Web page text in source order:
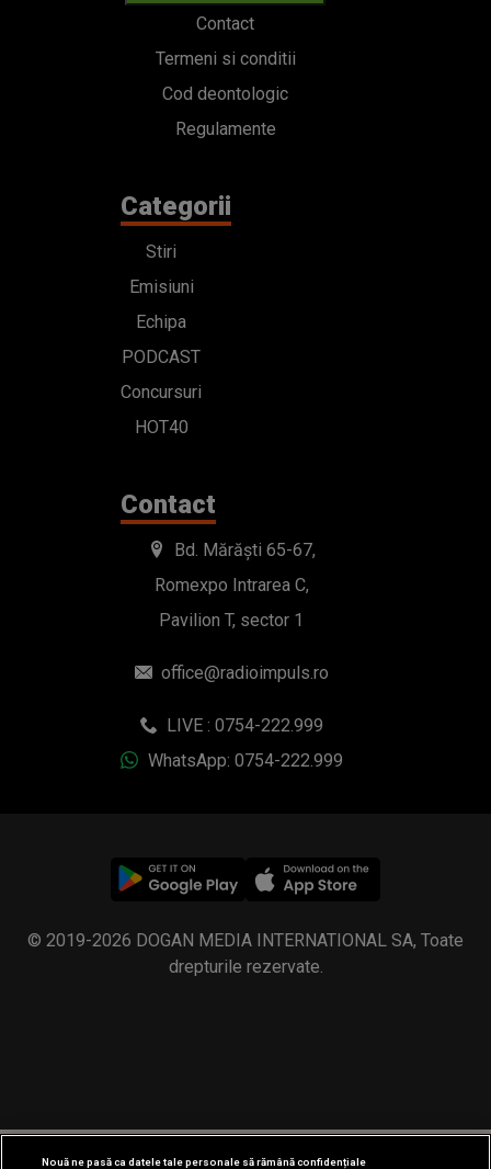
Contact
Termeni si conditii
Cod deontologic
Regulamente
Categorii
Stiri
Emisiuni
Echipa
PODCAST
Concursuri
HOT40
Contact
Bd. Mărăști 65-67,
Romexpo Intrarea C,
Pavilion T, sector 1
office@radioimpuls.ro
LIVE : 0754-222.999
WhatsApp: 0754-222.999
© 2019-2026 DOGAN MEDIA INTERNATIONAL SA, Toate
drepturile rezervate.
Nouă ne pasă ca datele tale personale să rămână confidențiale